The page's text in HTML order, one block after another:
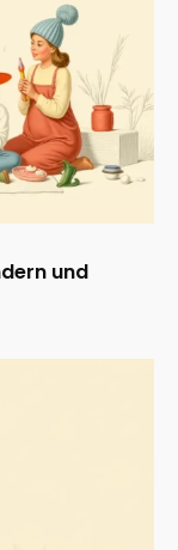
und